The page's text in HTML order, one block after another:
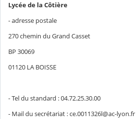
Lycée de la Côtière
- adresse postale
270 chemin du Grand Casset
BP 30069
01120 LA BOISSE
- Tel du standard : 04.72.25.30.00
- Mail du secrétariat : ce.0011326l@ac-lyon.fr